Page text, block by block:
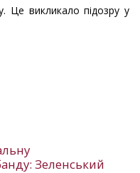
Це викликало підозру у
Зеленський